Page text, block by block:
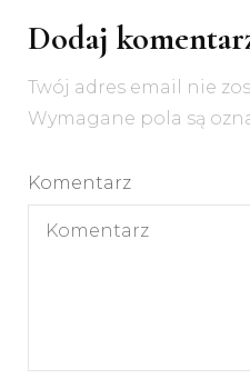
Dodaj
Twój adres email nie
Wymagane pola są
Komentarz